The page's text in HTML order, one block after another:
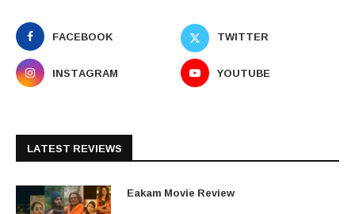
FACEBOOK
TWITTER
INSTAGRAM
YOUTUBE
LATEST REVIEWS
Eakam Movie Review